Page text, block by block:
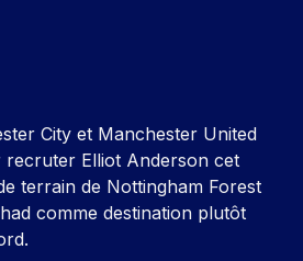
City et Manchester United
Elliot Anderson cet
terrain de Nottingham Forest
comme destination plutôt